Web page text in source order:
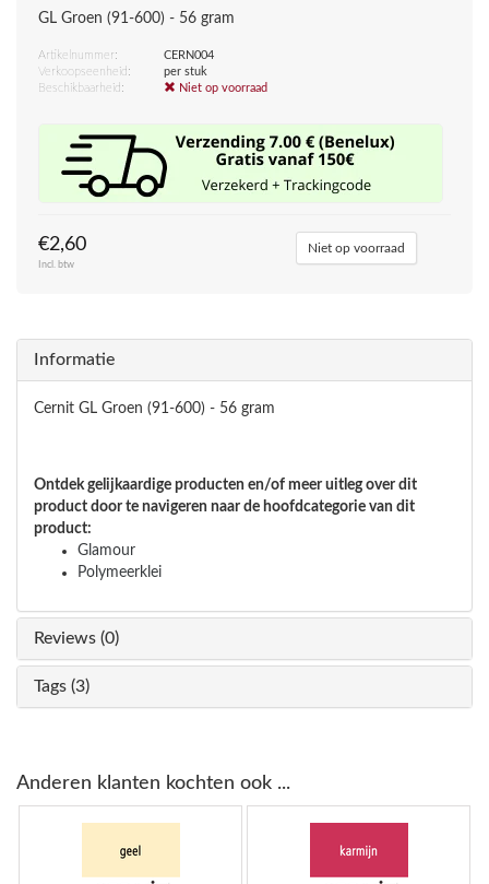
GL Groen (91-600) - 56 gram
Artikelnummer:
CERN004
Verkoopseenheid:
per stuk
Beschikbaarheid:
Niet op voorraad
€2,60
Incl. btw
Niet op voorraad
Informatie
Cernit GL Groen (91-600) - 56 gram
Ontdek gelijkaardige producten en/of meer uitleg over dit
product door te navigeren naar de hoofdcategorie van dit
product:
Glamour
Polymeerklei
Reviews (0)
Tags (3)
Anderen klanten kochten ook ...